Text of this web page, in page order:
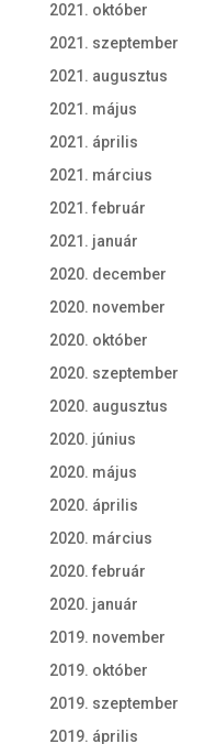
2021. október
2021. szeptember
2021. augusztus
2021. május
2021. április
2021. március
2021. február
2021. január
2020. december
2020. november
2020. október
2020. szeptember
2020. augusztus
2020. június
2020. május
2020. április
2020. március
2020. február
2020. január
2019. november
2019. október
2019. szeptember
2019. április